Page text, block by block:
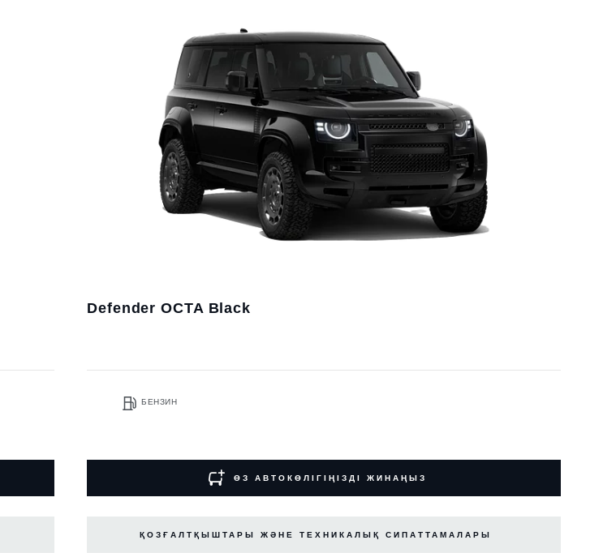
Defender OCTA Black
БЕНЗИН
ӨЗ АВТОКӨЛІГІҢІЗДІ ЖИНАҢЫЗ
ҚОЗҒАЛТҚЫШТАРЫ ЖӘНЕ ТЕХНИКАЛЫҚ СИПАТТАМАЛАРЫ